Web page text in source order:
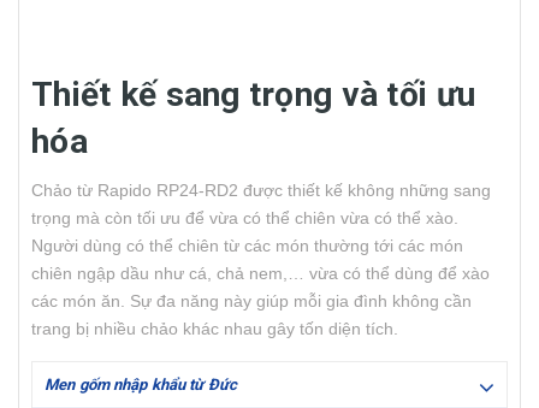
Thiết kế sang trọng và tối ưu
hóa
Chảo từ Rapido RP24-RD2 được thiết kế không những sang
trọng mà còn tối ưu để vừa có thể chiên vừa có thể xào.
Người dùng có thể chiên từ các món thường tới các món
chiên ngập dầu như cá, chả nem,… vừa có thể dùng để xào
các món ăn. Sự đa năng này giúp mỗi gia đình không cần
trang bị nhiều chảo khác nhau gây tốn diện tích.
Men gốm nhập khẩu từ Đức